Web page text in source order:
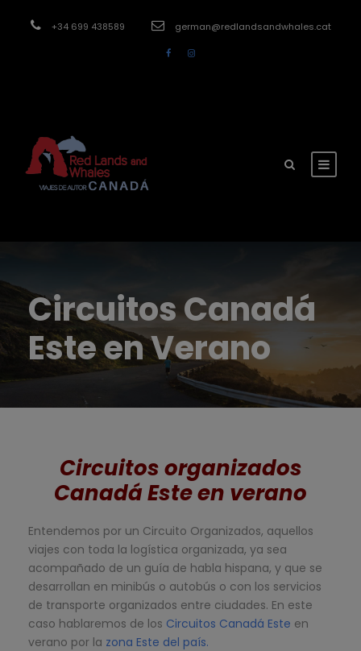
+34 699 438589 german@redlandsandwhales.cat
Circuitos Canadá
Este en Verano
Circuitos organizados
Canadá Este en verano
Entendemos por un Circuito Organizados, aquellos
viajes con toda la logística organizada, ya sea
acompañado de un guía de habla hispana, y que se
desarrollan en minibús o autobús o con los servicios
de transporte organizados entre ciudades. En este
caso hablaremos de los Circuitos Canadá Este en
verano por la zona Este del país.